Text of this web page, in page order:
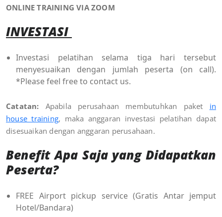
ONLINE TRAINING VIA ZOOM
INVESTASI
Investasi pelatihan selama tiga hari tersebut
menyesuaikan dengan jumlah peserta (on call).
*Please feel free to contact us.
Catatan: Apabila perusahaan membutuhkan paket in
house training, maka anggaran investasi pelatihan dapat
disesuaikan dengan anggaran perusahaan.
Benefit Apa Saja yang Didapatkan
Peserta?
FREE Airport pickup service (Gratis Antar jemput
Hotel/Bandara)